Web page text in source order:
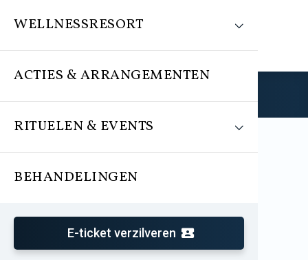
WELLNESSRESORT
ACTIES & ARRANGEMENTEN
RITUELEN & EVENTS
BEHANDELINGEN
E-ticket verzilveren
Specific skincare 50 min.